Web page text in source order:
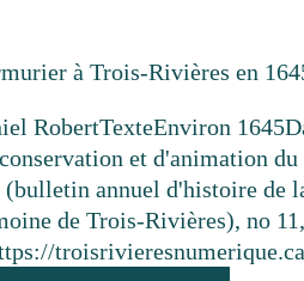
à Trois-Rivières en
RobertTexteEnviron 1645
et d'animation
annuel d'histoire de
de Trois-Rivières), no